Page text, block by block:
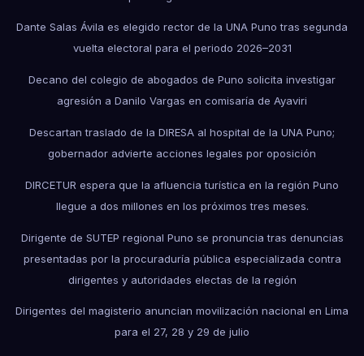
Dante Salas Ávila es elegido rector de la UNA Puno tras segunda
vuelta electoral para el periodo 2026–2031
Decano del colegio de abogados de Puno solicita investigar
agresión a Danilo Vargas en comisaría de Ayaviri
Descartan traslado de la DIRESA al hospital de la UNA Puno;
gobernador advierte acciones legales por oposición
DIRCETUR espera que la afluencia turística en la región Puno
llegue a dos millones en los próximos tres meses.
Dirigente de SUTEP regional Puno se pronuncia tras denuncias
presentadas por la procuraduría pública especializada contra
dirigentes y autoridades electas de la región
Dirigentes del magisterio anuncian movilización nacional en Lima
para el 27, 28 y 29 de julio